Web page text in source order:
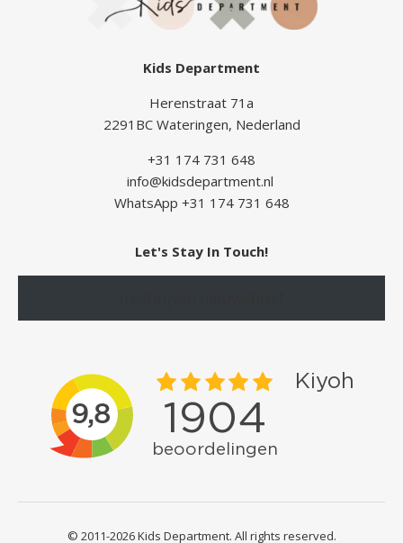
Kids Department
Herenstraat 71a
2291BC Wateringen, Nederland
+31 174 731 648
info@kidsdepartment.nl
WhatsApp +31 174 731 648
Let's Stay In Touch!
© 2011-2026 Kids Department. All rights reserved.